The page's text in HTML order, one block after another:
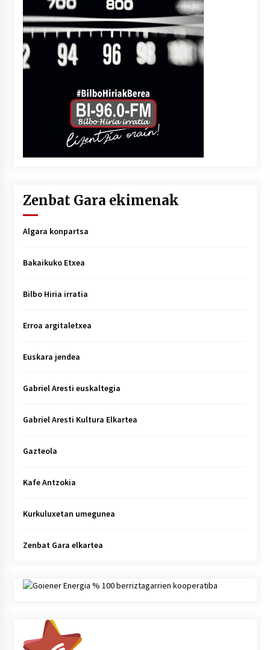
Zenbat Gara ekimenak
Algara konpartsa
Bakaikuko Etxea
Bilbo Hiria irratia
Erroa argitaletxea
Euskara jendea
Gabriel Aresti euskaltegia
Gabriel Aresti Kultura Elkartea
Gazteola
Kafe Antzokia
Kurkuluxetan umegunea
Zenbat Gara elkartea